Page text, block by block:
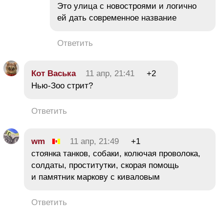
Это улица с новостроями и логично
ей дать современное название
Ответить
Кот Васька 11 апр, 21:41
+2
Нью-Зоо стрит?
Ответить
wm 11 апр, 21:49
+1
стоянка танков, собаки, колючая проволока,
солдаты, проститутки, скорая помощь
и памятник маркову с киваловым
Ответить